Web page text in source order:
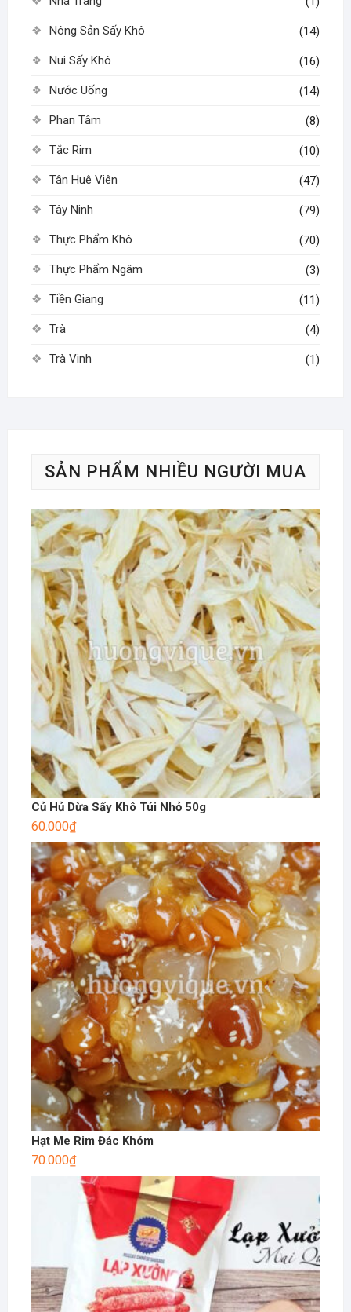
Nông Sản Sấy Khô (14)
Nui Sấy Khô (16)
Nước Uống (14)
Phan Tâm (8)
Tắc Rim (10)
Tân Huê Viên (47)
Tây Ninh (79)
Thực Phẩm Khô (70)
Thực Phẩm Ngâm (3)
Tiền Giang (11)
Trà (4)
Trà Vinh (1)
SẢN PHẨM NHIỀU NGƯỜI MUA
Củ Hủ Dừa Sấy Khô Túi Nhỏ 50g
60.000₫
Hạt Me Rim Đác Khóm
70.000₫